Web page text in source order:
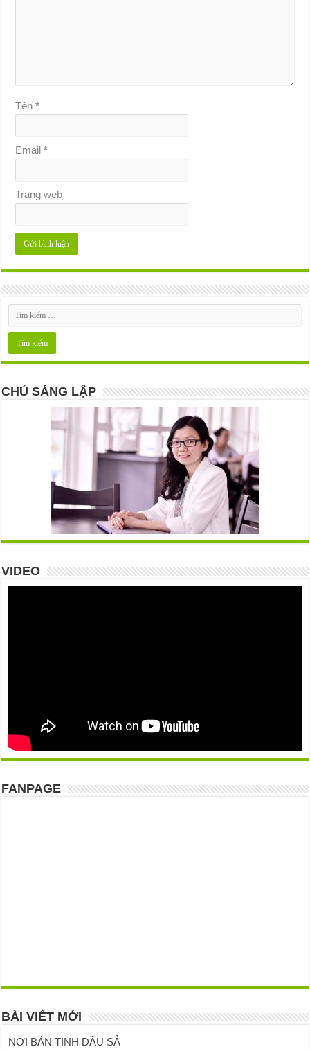
Tên*
Email*
Trang web
CHỦ SÁNG LẬP
VIDEO
FANPAGE
BÀI VIẾT MỚI
NƠI BÁN TINH DẦU SẢ